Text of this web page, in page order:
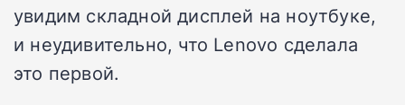
увидим складной дисплей на ноутбуке,
и неудивительно, что Lenovo сделала
это первой.